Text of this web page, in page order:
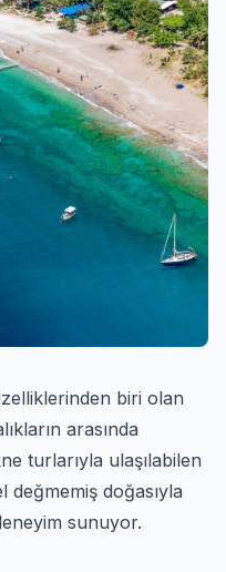
biri olan
arasında
turlarıyla ulaşılabilen
doğasıyla
sunuyor.